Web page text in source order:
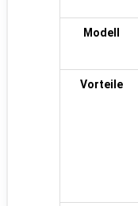
Modell
Vorteile